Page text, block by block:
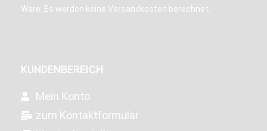
Ware. Es werden keine Versandkosten berechnet.
KUNDENBEREICH
Mein Konto
zum Kontaktformular